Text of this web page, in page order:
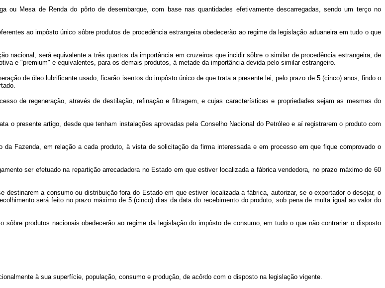
ou Mesa de Renda do pôrto de desembarque, com base nas quantidades efetivamente descarregadas, sendo um terço no
ao impôsto único sôbre produtos de procedência estrangeira obedecerão ao regime da legislação aduaneira em tudo o que
nacional, será equivalente a três quartos da importância em cruzeiros que incidir sôbre o similar de procedência estrangeira, de
e "premium" e equivalentes, para os demais produtos, à metade da importância devida pelo similar estrangeiro.
de óleo lubrificante usado, ficarão isentos do impôsto único de que trata a presente lei, pelo prazo de 5 (cinco) anos, findo o
de regeneração, através de destilação, refinação e filtragem, e cujas características e propriedades sejam as mesmas do
o presente artigo, desde que tenham instalações aprovadas pela Conselho Nacional do Petróleo e aí registrarem o produto com
Fazenda, em relação a cada produto, à vista de solicitação da firma interessada e em processo em que fique comprovado o
ser efetuado na repartição arrecadadora no Estado em que estiver localizada a fábrica vendedora, no prazo máximo de 60
a consumo ou distribuição fora do Estado em que estiver localizada a fábrica, autorizar, se o exportador o desejar, o
será feito no prazo máximo de 5 (cinco) dias da data do recebimento do produto, sob pena de multa igual ao valor do
produtos nacionais obedecerão ao regime da legislação do impôsto de consumo, em tudo o que não contrariar o disposto
à sua superfície, população, consumo e produção, de acôrdo com o disposto na legislação vigente.